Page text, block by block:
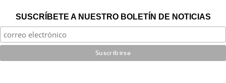
SUSCRÍBETE A NUESTRO BOLETÍN DE NOTICIAS